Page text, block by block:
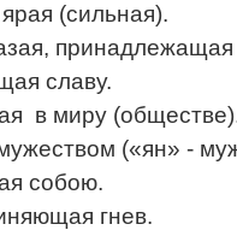
(сильная).
принадлежащая
славу.
в миру
(«ян» -
собою.
гнев.